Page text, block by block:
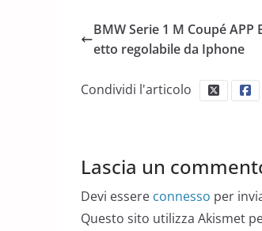
BMW Serie 1 M Coupé APP
etto regolabile da Iphone
Condividi l'articolo
Lascia un
Devi essere connesso per
Questo sito utilizza Akismet